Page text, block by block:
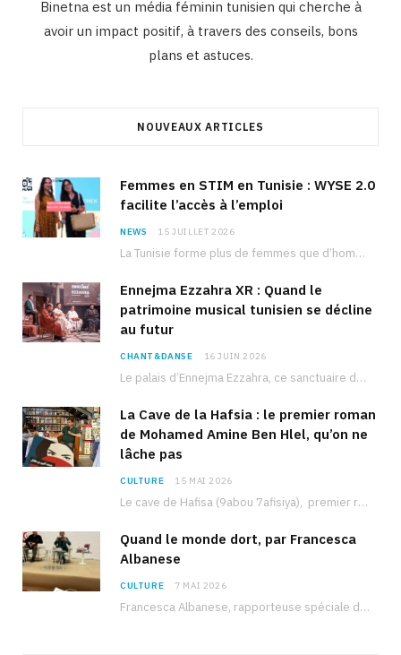
Binetna est un média féminin tunisien qui cherche à
avoir un impact positif, à travers des conseils, bons
plans et astuces.
NOUVEAUX ARTICLES
Femmes en STIM en Tunisie : WYSE 2.0
facilite l’accès à l’emploi
NEWS 15 JUILLET 2026
La Tunisie forme plus de femmes que d’hommes dans les filières scientifiques. Pourtant, pour beaucoup…
Ennejma Ezzahra XR : Quand le
patrimoine musical tunisien se décline
au futur
CHANT&DANSE 16 JUIN 2026
Le palais d’Ennejma Ezzahra, ce sanctuaire de la musique tunisienne et méditerranéenne construit par le…
La Cave de la Hafsia : le premier roman
de Mohamed Amine Ben Hlel, qu’on ne
lâche pas
CULTURE 15 MAI 2026
Le cave de Hafisa (9abou 7afisiya), premier roman du journaliste tunisien Mohamed Amine Ben Hlel,…
Quand le monde dort, par Francesca
Albanese
CULTURE 7 MAI 2026
Francesca Albanese, rapporteuse spéciale de l’ONU sur les territoires palestiniens occupés, était à Tunis pour…